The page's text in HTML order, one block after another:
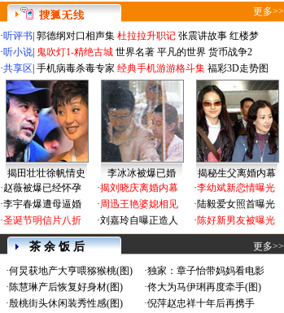
更多>>
·听评书 郭德纲对口相声集 杜拉拉升职记 张震讲故事 红楼梦
·听小说 鬼吹灯1-精绝古城 世界名著 平凡的世界 货币战争2
·共享区 手机病毒杀毒专家 经典手机游游格斗集 福彩3D走势图
揭田壮壮徐帆情史 李冰冰被爆已婚
揭秘生父离婚内幕
·赵薇被爆已经怀孕
·李宇春爆遭母逼婚
·圣诞节明信片八折
·揭刘晓庆离婚内幕
·周迅王艳婆媳相见
·刘嘉玲自曝正造人
·李幼斌新恋情曝光
·陆毅爱女照首曝光
·陈好新男友被曝光
茶 余 饭 后 更多>>
·何炅获地产大亨喂猕猴桃(图) ·独家：章子怡带妈妈看电影
·陈慧琳产后恢复好身材(图) ·佟大为马伊琍再度牵手(图)
·殷桃街头休闲装秀性感(图) ·倪萍赵忠祥十年后再携手